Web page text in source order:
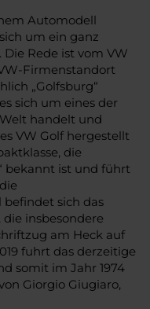
Automodell
um ein ganz
Rede ist vom VW
Firmenstandort
„Golfsburg“
sich um eines der
handelt und
VW Golf hergestellt
die
bekannt ist und führt
befindet sich das
insbesondere
am Heck auf
fuhrt das derzeitige
somit im Jahr 1974
Giorgio Giugiaro,